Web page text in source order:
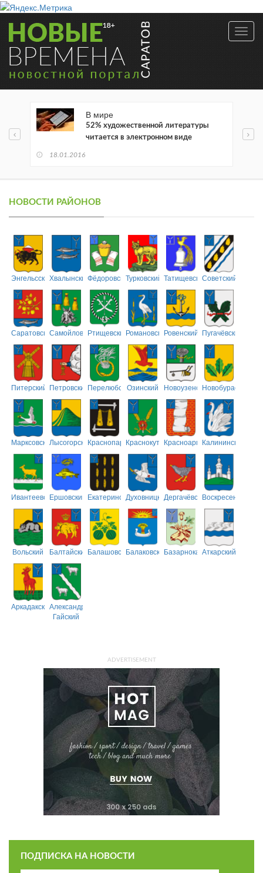
В мире
52% художественной литературы
читается в электронном виде
18.01.2016
НОВОСТИ РАЙОНОВ
ЭнгельсскийХвалынскийФёдоровскийТурковский ТатищевскийСоветский
СаратовскийСамойловскийРтищевскийРомановскийРовенский Пугачёвский
Питерский ПетровскийПерелюбскийОзинский НовоузенскийНовобурасский
МарксовскийЛысогорскийКраснопартизанский
КраснокутскийКрасноармейский
Калининский
ИвантеевскийЕршовский ЕкатериновскийДуховницкийДергачёвскийВоскресенский
Вольский БалтайскийБалашовскийБалаковскийБазарнокарабулакский
Аткарский
АркадакскийАлександрово-
Гайский
ADVERTISEMENT
ПОДПИСКА НА НОВОСТИ